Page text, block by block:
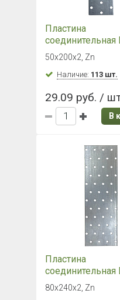
Пластина
соединительная
50х200х2, Zn, PS
50х200х2, Zn
Наличие: 113 шт.
29.09 руб. /
В
Пластина
соединительная
80х240х2, Zn, PS
80х240х2, Zn